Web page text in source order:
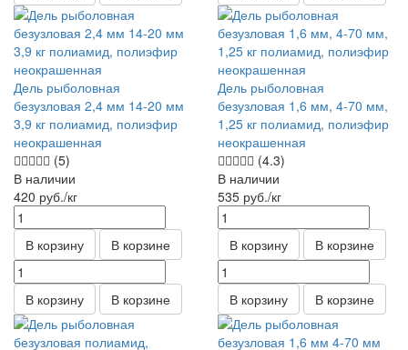
Дель рыболовная
безузловая 2,4 мм 14-20 мм
3,9 кг полиамид, полиэфир
неокрашенная
(5)
В наличии
420 руб./кг
В корзину В корзине
В корзину В корзине
Дель рыболовная
безузловая 1,6 мм, 4-70 мм,
1,25 кг полиамид, полиэфир
неокрашенная
(4.3)
В наличии
535 руб./кг
В корзину В корзине
В корзину В корзине